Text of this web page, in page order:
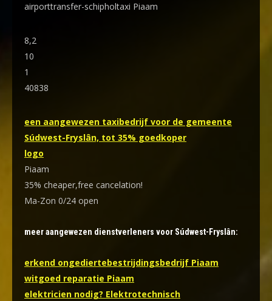
airporttransfer-schipholtaxi Piaam
8,2
10
1
40838
een aangewezen taxibedrijf voor de gemeente
Súdwest-Fryslân, tot 35% goedkoper
logo
Piaam
35% cheaper,free cancelation!
Ma-Zon 0/24 open
meer aangewezen dienstverleners voor Súdwest-Fryslân:
erkend ongediertebestrijdingsbedrijf Piaam
witgoed reparatie Piaam
elektricien nodig? Elektrotechnisch